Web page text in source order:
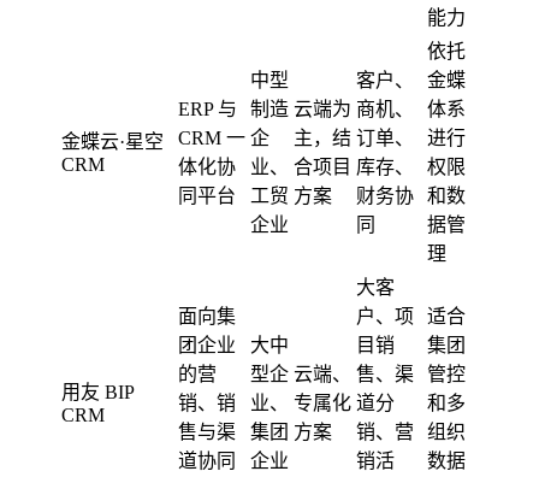
能力
金蝶云·星空
CRM
ERP 与
CRM 一
体化协
同平台
中型
制造
企
业、
工贸
企业
云端为
主，结
合项目
方案
客户、
商机、
订单、
库存、
财务协
同
依托
金蝶
体系
进行
权限
和数
据管
理
用友 BIP
CRM
面向集
团企业
的营
销、销
售与渠
道协同
大中
型企
业、
集团
企业
云端、
专属化
方案
大客
户、项
目销
售、渠
道分
销、营
销活
适合
集团
管控
和多
组织
数据